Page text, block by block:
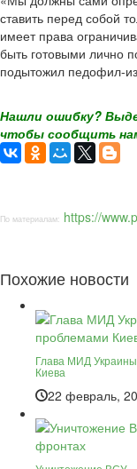
ставить перед собой
имеет права
быть готовыми лично
подытожил педофил-
Нашли ошибку?
чтобы сообщить
По материалам: https://
Похожие новости
Глава МИД
Киева
22 февраль,